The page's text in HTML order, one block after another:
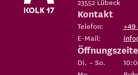
Kontakt
Telefon:
+49
E-Mail:
Di. – So.